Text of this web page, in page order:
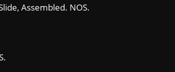
Assembled. NOS.